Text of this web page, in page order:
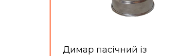
Димар пасічний із